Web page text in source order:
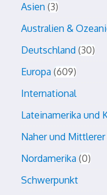
Asien 3
Australien &
Deutschland 30
Europa 609
International
Lateinamerika und
Naher und
Nordamerika 0
Schwerpunkt